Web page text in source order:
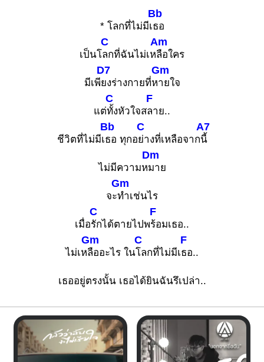
* โลกที่ไม่มีเ
Bb
ธอ
เป็นโ
C
ลกที่ฉันไม่เห
Am
ลือใคร
มีเพี
D7
ยงร่างกายที่ห
Gm
ายใจ
แต่
C
ทั้งหัวใจส
F
ลาย..
ชีวิตที่ไม่มีเ
Bb
ธอ ทุกอ
C
ย่างที่เหลือจาก
A7
นี้
ไม่มีความห
Dm
มาย
จะ
Gm
ทำเช่นไร
เมื่อ
C
รักได้ตายไปพ
F
ร้อมเธอ..
ไม่เห
Gm
ลืออะไร ใน
C
โลกที่ไม่มีเ
F
ธอ..
เธออยู่ตรงนั้น เธอได้ยินฉันรึเปล่า..